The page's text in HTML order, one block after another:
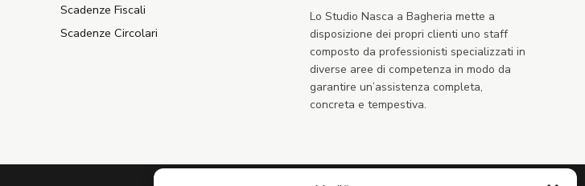
Scadenze Fiscali
Scadenze Circolari
Lo Studio Nasca a Bagheria mette a
disposizione dei propri clienti uno staff
composto da professionisti specializzati in
diverse aree di competenza in modo da
garantire un’assistenza completa,
concreta e tempestiva.